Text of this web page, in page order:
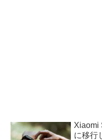
Xiaomi
に移行